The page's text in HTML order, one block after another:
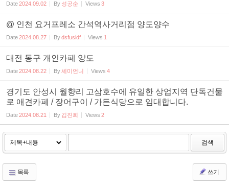
Date2024.09.02 By 성공순 Views 3
@ 인천 요거프레소 간석역사거리점 양도양수
Date2024.08.27 Bydsfusidf Views 1
대전 동구 개인카페 양도
Date2024.08.22 By세미언니 Views 4
경기도 안성시 월향리 고삼호수에 유일한 상업지역 단독건물
로 애견카페 / 장어구이 / 가든식당으로 임대합니다.
Date2024.08.21 By 김진희 Views 2
검색
목록 쓰기